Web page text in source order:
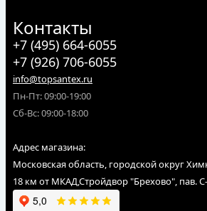
Контакты
+7 (495) 664-6055
+7 (926) 706-6055
info@topsantex.ru
Пн-Пт: 09:00-19:00
Сб-Вс: 09:00-18:00
Адрес магазина:
Московская область, городской округ
18 км от МКАД,Стройдвор "Брехово", пав.